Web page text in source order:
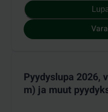
Pyydyslupa 2026,
m) ja muut